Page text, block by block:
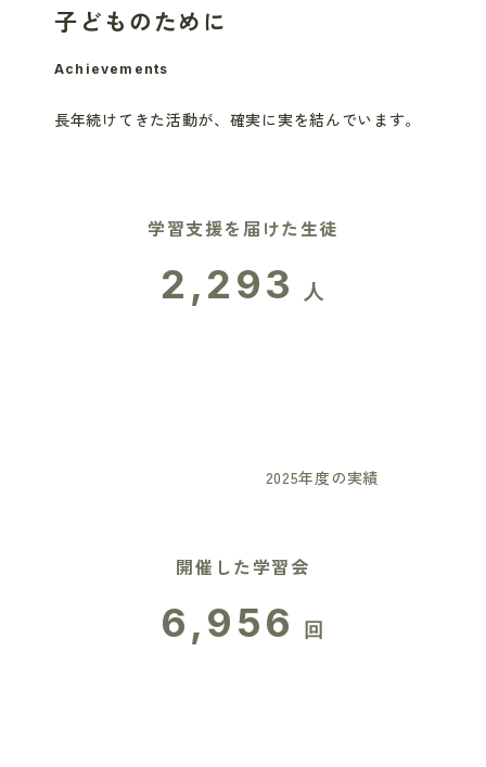
子どものために
Achievements
長年続けてきた活動が、 確実に実を結んでいます。
学習支援を届けた生徒
2,293 人
2025年度の実績
開催した学習会
6,956 回